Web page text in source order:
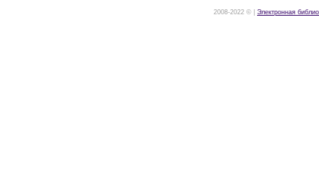
2008-2022 © | Электронная